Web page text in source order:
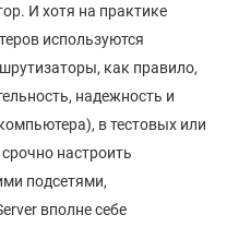
И хотя на практике
используются
как правило,
надежность и
в тестовых или
настроить
подсетями,
вполне себе